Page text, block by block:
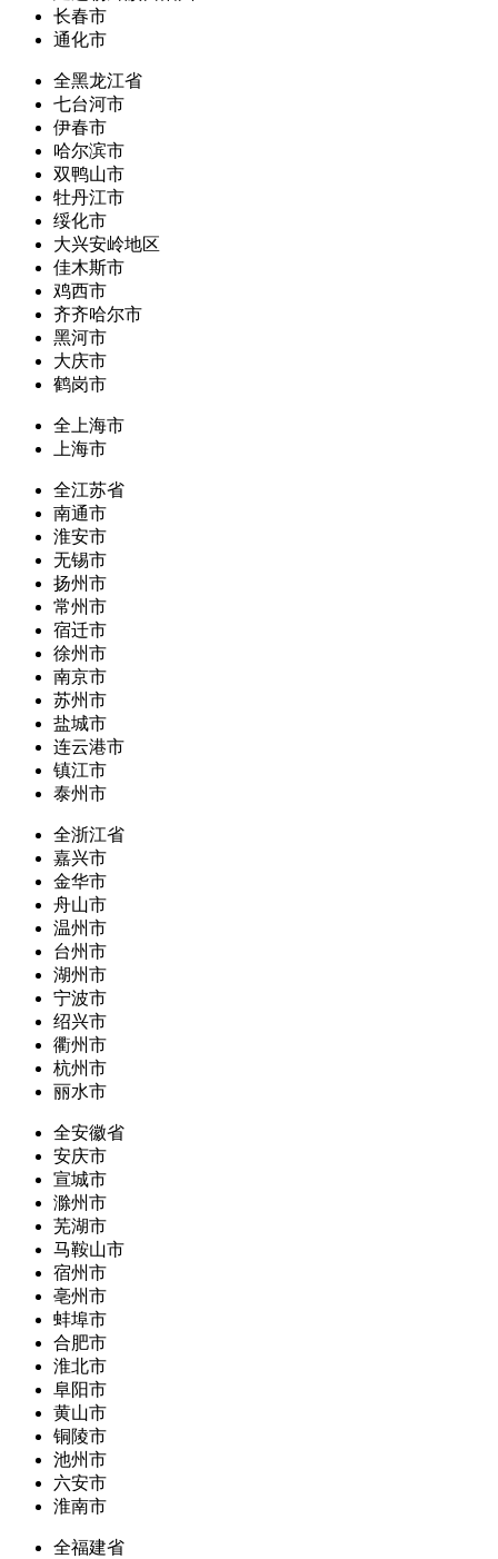
长春市
通化市
全黑龙江省
七台河市
伊春市
哈尔滨市
双鸭山市
牡丹江市
绥化市
大兴安岭地区
佳木斯市
鸡西市
齐齐哈尔市
黑河市
大庆市
鹤岗市
全上海市
上海市
全江苏省
南通市
淮安市
无锡市
扬州市
常州市
宿迁市
徐州市
南京市
苏州市
盐城市
连云港市
镇江市
泰州市
全浙江省
嘉兴市
金华市
舟山市
温州市
台州市
湖州市
宁波市
绍兴市
衢州市
杭州市
丽水市
全安徽省
安庆市
宣城市
滁州市
芜湖市
马鞍山市
宿州市
亳州市
蚌埠市
合肥市
淮北市
阜阳市
黄山市
铜陵市
池州市
六安市
淮南市
全福建省